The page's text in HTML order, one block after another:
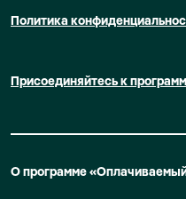
О программе
Политика
Присоединяйтесь к